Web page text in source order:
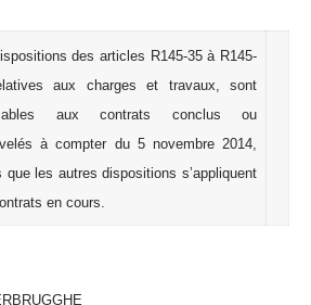
des articles R145-35 à R145-
aux charges et travaux, sont
aux contrats conclus ou
à compter du 5 novembre 2014,
que les autres dispositions s’appliquent
en cours.